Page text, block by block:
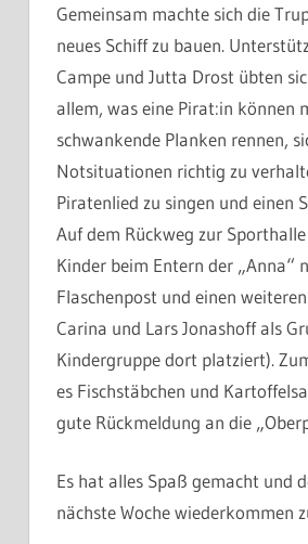
Gemeinsam machte sich die
neues Schiff zu bauen.
Campe und Jutta Drost übten
allem, was eine Pirat:in können
schwankende Planken rennen,
Notsituationen richtig zu
Piratenlied zu singen und einen
Auf dem Rückweg zur
Kinder beim Entern der „Anna“
Flaschenpost und einen
Carina und Lars Jonashoff als
Kindergruppe dort platziert).
es Fischstäbchen und
gute Rückmeldung an die
Es hat alles Spaß gemacht und
nächste Woche wiederkommen